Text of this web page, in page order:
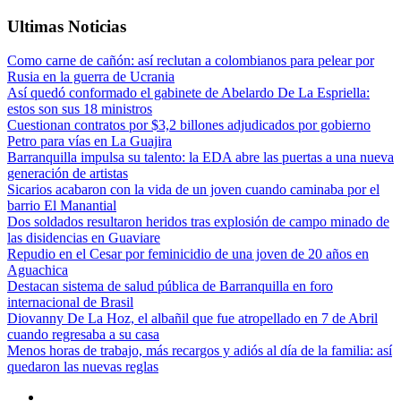
Ultimas Noticias
Como carne de cañón: así reclutan a colombianos para pelear por
Rusia en la guerra de Ucrania
Así quedó conformado el gabinete de Abelardo De La Espriella:
estos son sus 18 ministros
Cuestionan contratos por $3,2 billones adjudicados por gobierno
Petro para vías en La Guajira
Barranquilla impulsa su talento: la EDA abre las puertas a una nueva
generación de artistas
Sicarios acabaron con la vida de un joven cuando caminaba por el
barrio El Manantial
Dos soldados resultaron heridos tras explosión de campo minado de
las disidencias en Guaviare
Repudio en el Cesar por feminicidio de una joven de 20 años en
Aguachica
Destacan sistema de salud pública de Barranquilla en foro
internacional de Brasil
Diovanny De La Hoz, el albañil que fue atropellado en 7 de Abril
cuando regresaba a su casa
Menos horas de trabajo, más recargos y adiós al día de la familia: así
quedaron las nuevas reglas